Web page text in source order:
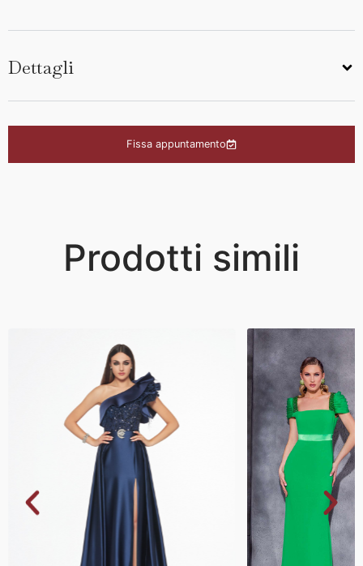
Dettagli
Fissa appuntamento
Prodotti simili